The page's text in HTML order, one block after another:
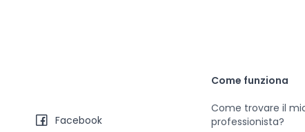
Facebook
Come funziona
Come trovare il
professionista?